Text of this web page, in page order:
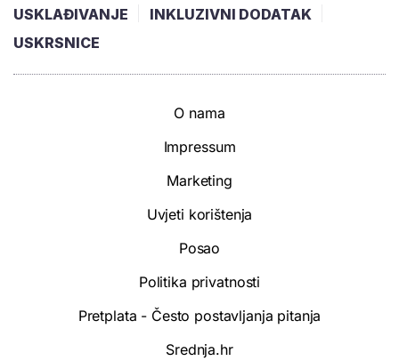
USKLAĐIVANJE
INKLUZIVNI DODATAK
USKRSNICE
O nama
Impressum
Marketing
Uvjeti korištenja
Posao
Politika privatnosti
Pretplata - Često postavljanja pitanja
Srednja.hr